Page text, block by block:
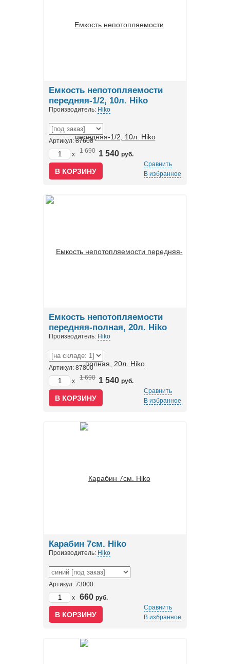
Емкость непотопляемости
передняя-1/2, 10л. Hiko
Производитель: Hiko
Артикул: 87600
x
1 690 1 540 руб.
Сравнить
В избранное
Емкость непотопляемости
передняя-полная, 20л. Hiko
Производитель: Hiko
Артикул: 87800
x
1 690 1 540 руб.
Сравнить
В избранное
Карабин 7см. Hiko
Производитель: Hiko
Артикул: 73000
x
660 руб.
Сравнить
В избранное